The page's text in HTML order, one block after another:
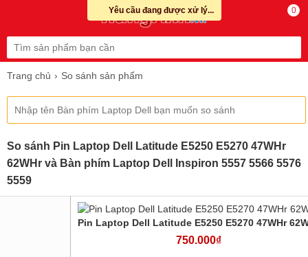
0
Trang chủ So sánh sản phẩm
So sánh Pin Laptop Dell Latitude E5250 E5270 47WHr
62WHr và Bàn phím Laptop Dell Inspiron 5557 5566 5576
5559
Pin Laptop Dell Latitude E5250 E5270 47WHr
750.000₫
Yêu cầu đang được xử lý...